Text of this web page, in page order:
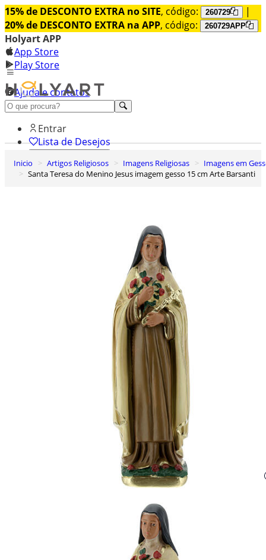
15% de DESCONTO EXTRA no SITE, código: 260729
|
20% de DESCONTO EXTRA na APP, código: 260729APP
Holyart APP
App Store
Play Store
Ajuda e contatos
Conheça premium
Entrar
Lista de Desejos
0
Carrinho de Compras
Inicio Artigos Religiosos Imagens Religiosas
Imagens em
Santa Teresa do Menino Jesus imagem gesso 15 cm Arte Barsanti